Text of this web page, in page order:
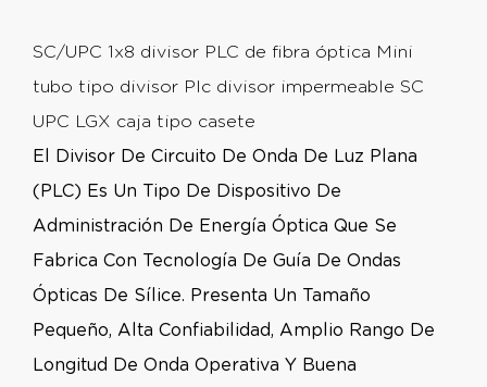
SC/UPC 1x8 divisor PLC de fibra óptica Mini
tubo tipo divisor Plc divisor impermeable SC
UPC LGX caja tipo casete
El Divisor De Circuito De Onda De Luz Plana
(PLC) Es Un Tipo De Dispositivo De
Administración De Energía Óptica Que Se
Fabrica Con Tecnología De Guía De Ondas
Ópticas De Sílice. Presenta Un Tamaño
Pequeño, Alta Confiabilidad, Amplio Rango De
Longitud De Onda Operativa Y Buena